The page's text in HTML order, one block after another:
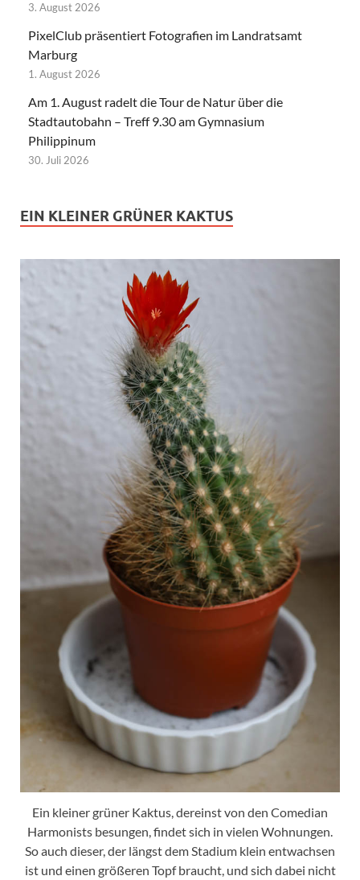
3. August 2026
PixelClub präsentiert Fotografien im Landratsamt
Marburg
1. August 2026
Am 1. August radelt die Tour de Natur über die
Stadtautobahn – Treff 9.30 am Gymnasium
Philippinum
30. Juli 2026
EIN KLEINER GRÜNER KAKTUS
Ein kleiner grüner Kaktus, dereinst von den Comedian
Harmonists besungen, findet sich in vielen Wohnungen.
So auch dieser, der längst dem Stadium klein entwachsen
ist und einen größeren Topf braucht, und sich dabei nicht